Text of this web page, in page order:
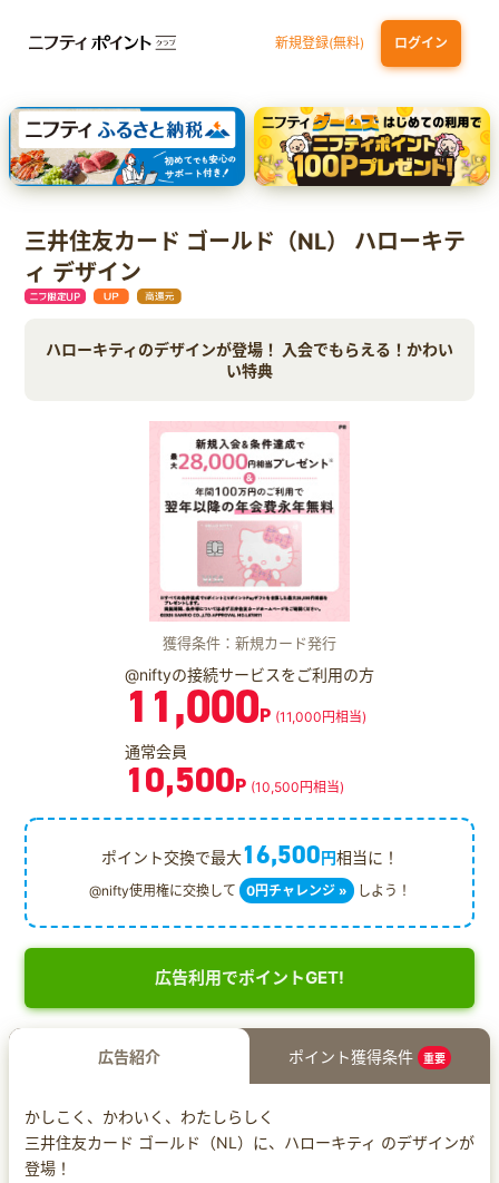
新規登録(無料) ログイン
dカード GOLD 三井住友カード ゴールド（NL）（家族カード発行）
【実質初月無料】DMM | Disney+(ディズニープラス) セットプラン
SBI証券 確定拠出年金（iDeCo）
三井住友カード ゴールド（NL） ハローキテ
ィ デザイン
ハローキティのデザインが登場！ 入会でもらえる！かわい
い特典
獲得条件：新規カード発行
@niftyの接続サービスをご利用の方
11,000P (11,000円相当)
通常会員
10,500P (10,500円相当)
ポイント交換で最大16,500円相当に！
@nifty使用権に交換して 0円チャレンジ » しよう！
広告利用でポイントGET!
広告紹介 ポイント獲得条件 重要
かしこく、かわいく、わたしらしく
三井住友カード ゴールド（NL）に、ハローキティ のデザインが
登場！